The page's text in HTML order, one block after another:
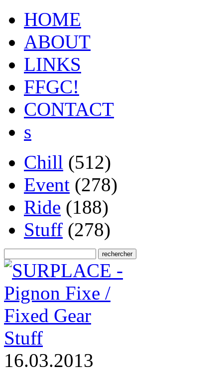
HOME
ABOUT
LINKS
FFGC!
CONTACT
s
Chill (512)
Event (278)
Ride (188)
Stuff (278)
Stuff
16.03.2013